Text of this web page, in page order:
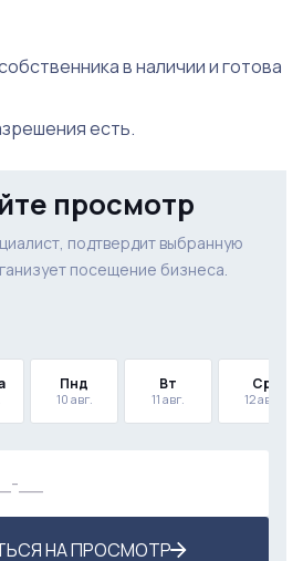
в наличии и готова
есть.
просмотр
подтвердит выбранную
посещение бизнеса.
Пнд
10 авг.
Вт
11 авг.
Ср
12 авг.
НА ПРОСМОТР